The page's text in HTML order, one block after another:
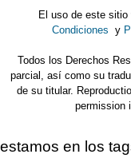
El uso de este
Condiciones y
Todos los Derechos
parcial, así como su
de su titular.
permission
estamos en los